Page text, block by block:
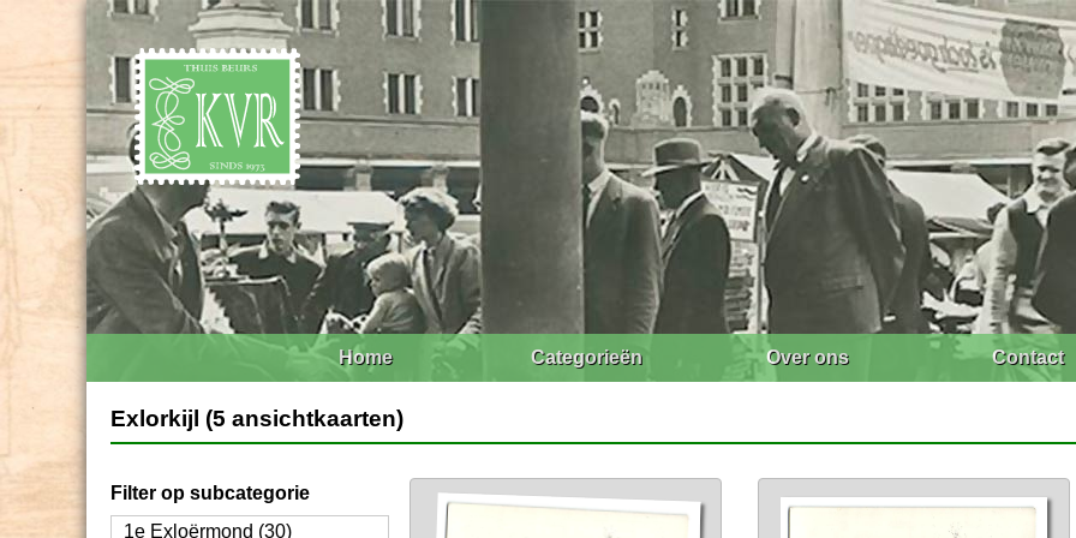
Home Categorieën Over ons Contact
Exlorkijl (5 ansichtkaarten)
Filter op subcategorie
1e Exloërmond (30)